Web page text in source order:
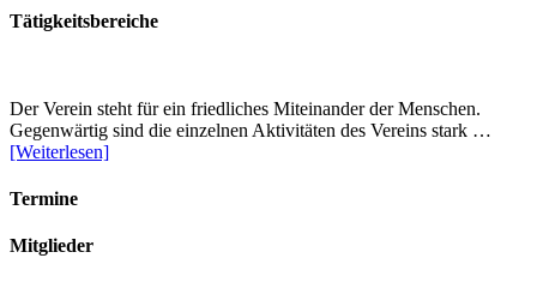
Tätigkeitsbereiche
Der Verein steht für ein friedliches Miteinander der Menschen.
Gegenwärtig sind die einzelnen Aktivitäten des Vereins stark …
[Weiterlesen]
Termine
Mitglieder